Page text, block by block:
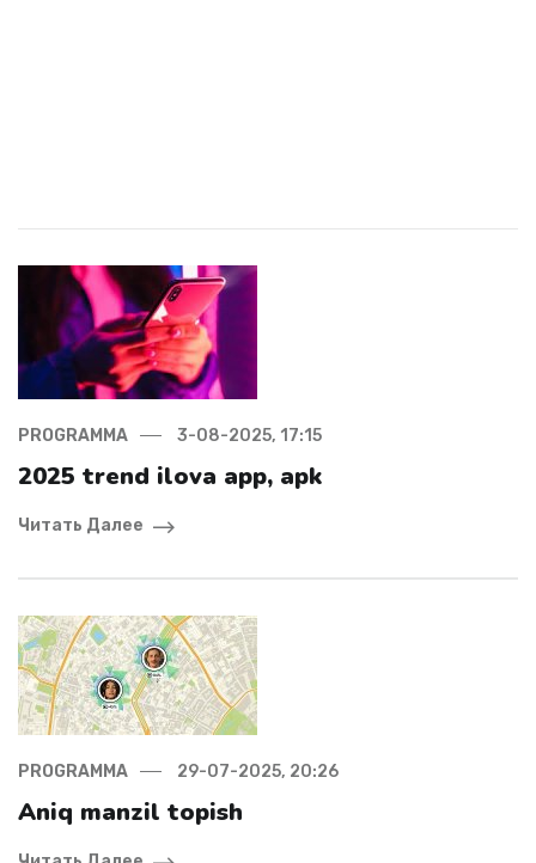
PROGRAMMA 3-08-2025, 17:15
2025 trend ilova app, apk
Читать Далее
PROGRAMMA 29-07-2025, 20:26
Aniq manzil topish